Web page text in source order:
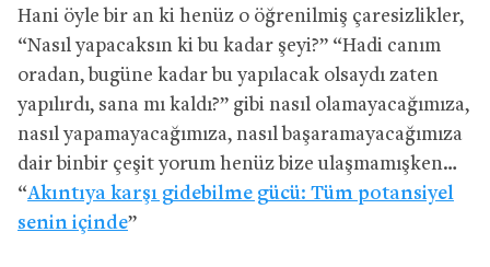
Hani öyle bir an ki henüz o öğrenilmiş çaresizlikler,
“Nasıl yapacaksın ki bu kadar şeyi?” “Hadi canım
oradan, bugüne kadar bu yapılacak olsaydı zaten
yapılırdı, sana mı kaldı?” gibi nasıl olamayacağımıza,
nasıl yapamayacağımıza, nasıl başaramayacağımıza
dair binbir çeşit yorum henüz bize ulaşmamışken…
“Akıntıya karşı gidebilme gücü: Tüm potansiyel
senin içinde”